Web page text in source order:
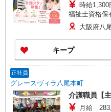
時給
福祉士資格保
大阪府八
キープ
正社員
グレースヴィラ八尾本町
介護職員【主
月給 283,000円〜 【